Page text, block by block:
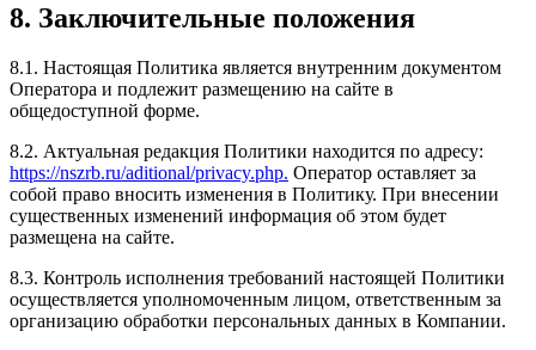
8. Заключительные положения
8.1. Настоящая Политика является внутренним документом
Оператора и подлежит размещению на сайте в
общедоступной форме.
8.2. Актуальная редакция Политики находится по адресу:
https://nszrb.ru/aditional/privacy.php. Оператор оставляет за
собой право вносить изменения в Политику. При внесении
существенных изменений информация об этом будет
размещена на сайте.
8.3. Контроль исполнения требований настоящей Политики
осуществляется уполномоченным лицом, ответственным за
организацию обработки персональных данных в Компании.